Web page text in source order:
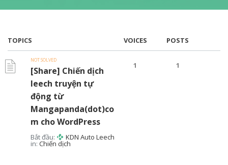
TOPICS VOICES POSTS
NOT SOLVED
[Share] Chiến dịch
leech truyện tự
động từ
Mangapanda(dot)co
m cho WordPress
Bắt đầu: KDN Auto Leech
in: Chiến dịch
1 1